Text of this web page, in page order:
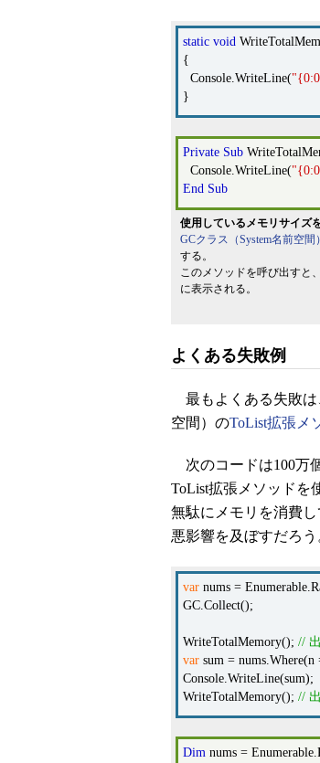
static void
{
Console.WriteLine(
}
Private Sub
Console.WriteLine(
End Sub
使用しているメモリサイズ
GCクラス（System名前空間
する。
このメソッドを呼び出すと
に表示される。
よくある失敗例
最もよくある失敗は
空間）のToList拡張メ
次のコードは100万
ToList拡張メソッドを
無駄にメモリを消費
悪影響を及ぼすだろう
var nums =
GC.Collect();
WriteTotalMemory(); //
var sum =
Console.WriteLine(sum);
WriteTotalMemory(); //
Dim nums =